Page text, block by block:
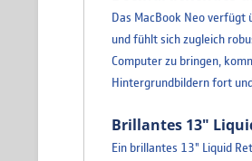
Das MacBook Neo verfügt
und fühlt sich zugleich
Computer zu bringen,
Hintergrundbildern fort
Brillantes 13"
Ein brillantes 13" Liquid